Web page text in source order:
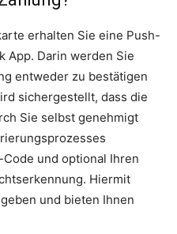
erhalten Sie eine Push-
App. Darin werden Sie
entweder zu bestätigen
sichergestellt, dass die
Sie selbst genehmigt
und optional Ihren
Hiermit
und bieten Ihnen